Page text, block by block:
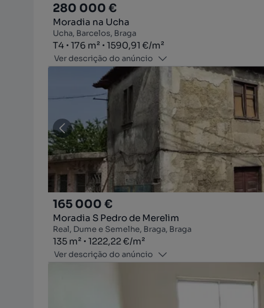
280 000 €
Moradia na Ucha
Ucha, Barcelos, Braga
Tipologia
T4
Zona176 m²
Preço por metro quadrado
1590,91 €/m²
Ver descrição do anúncio
165 000 €
Moradia S Pedro de Merelim
Real, Dume e Semelhe, Braga, Braga
Zona
135 m²
Preço por metro quadrado
1222,22 €/m²
Ver descrição do anúncio